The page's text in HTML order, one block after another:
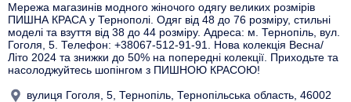
Мережа магазинів модного жіночого одягу великих розмірів
ПИШНА КРАСА у Тернополі. Одяг від 48 до 76 розміру, стильні
моделі та взуття від 38 до 44 розміру. Адреса: м. Тернопіль, вул.
Гоголя, 5. Телефон: +38067-512-91-91. Нова колекція Весна/
Літо 2024 та знижки до 50% на попередні колекції. Приходьте та
насолоджуйтесь шопінгом з ПИШНОЮ КРАСОЮ!
вулиця Гоголя, 5, Тернопіль, Тернопільська область, 46002